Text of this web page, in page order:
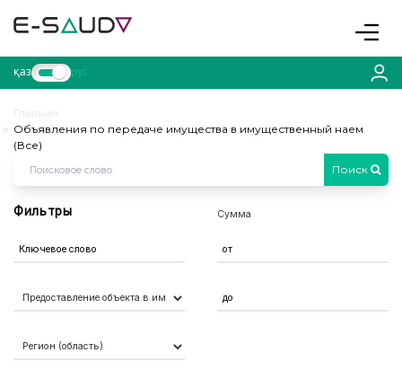
қаз рус
Главная
Объявления по передаче имущества в имущественный наем
(Все)
Поиск
Фильтры Сумма